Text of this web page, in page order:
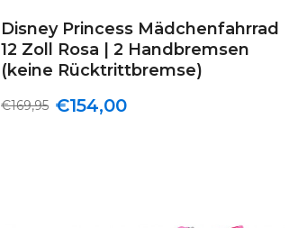
Disney Princess Mädchenfahrrad
12 Zoll Rosa | 2 Handbremsen
(keine Rücktrittbremse)
€154,00
€169,95